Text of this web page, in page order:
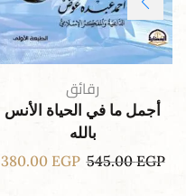
رقائق
أجمل ما في الحياة الأنس
بالله
545.00EGP
380.00 EGP